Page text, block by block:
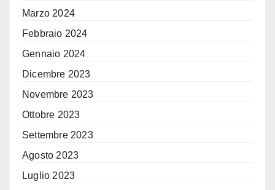
Marzo 2024
Febbraio 2024
Gennaio 2024
Dicembre 2023
Novembre 2023
Ottobre 2023
Settembre 2023
Agosto 2023
Luglio 2023